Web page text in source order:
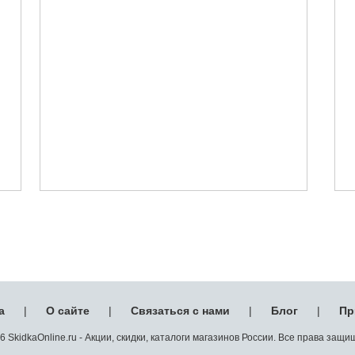
| О сайте | Связаться с нами | Блог |
SkidkaOnline.ru - Акции, скидки, каталоги магазинов России. Все права